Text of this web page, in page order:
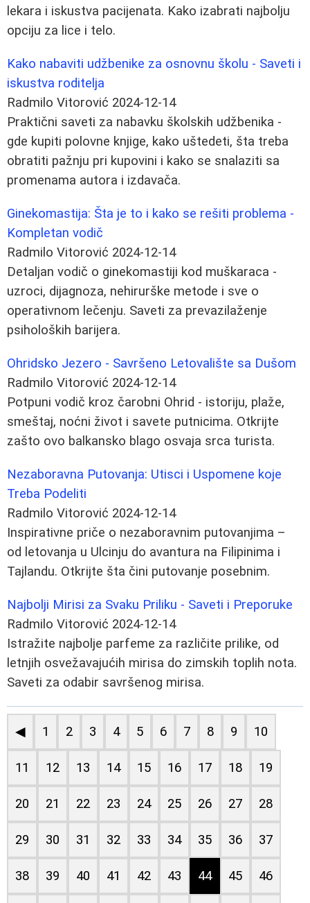
lekara i iskustva pacijenata. Kako izabrati najbolju
opciju za lice i telo.
Kako nabaviti udžbenike za osnovnu školu - Saveti i
iskustva roditelja
Radmilo Vitorović 2024-12-14
Praktični saveti za nabavku školskih udžbenika -
gde kupiti polovne knjige, kako uštedeti, šta treba
obratiti pažnju pri kupovini i kako se snalaziti sa
promenama autora i izdavača.
Ginekomastija: Šta je to i kako se rešiti problema -
Kompletan vodič
Radmilo Vitorović 2024-12-14
Detaljan vodič o ginekomastiji kod muškaraca -
uzroci, dijagnoza, nehirurške metode i sve o
operativnom lečenju. Saveti za prevazilaženje
psiholoških barijera.
Ohridsko Jezero - Savršeno Letovalište sa Dušom
Radmilo Vitorović 2024-12-14
Potpuni vodič kroz čarobni Ohrid - istoriju, plaže,
smeštaj, noćni život i savete putnicima. Otkrijte
zašto ovo balkansko blago osvaja srca turista.
Nezaboravna Putovanja: Utisci i Uspomene koje
Treba Podeliti
Radmilo Vitorović 2024-12-14
Inspirativne priče o nezaboravnim putovanjima –
od letovanja u Ulcinju do avantura na Filipinima i
Tajlandu. Otkrijte šta čini putovanje posebnim.
Najbolji Mirisi za Svaku Priliku - Saveti i Preporuke
Radmilo Vitorović 2024-12-14
Istražite najbolje parfeme za različite prilike, od
letnjih osvežavajućih mirisa do zimskih toplih nota.
Saveti za odabir savršenog mirisa.
◀ 1 2 3 4 5 6 7 8 9 10
11 12 13 14 15 16 17 18 19
20 21 22 23 24 25 26 27 28
29 30 31 32 33 34 35 36 37
38 39 40 41 42 43 44 45 46